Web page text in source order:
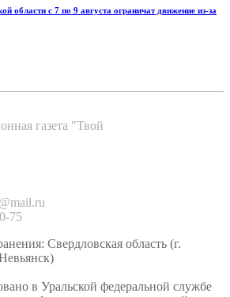
области с 7 по 9 августа ограничат движение из-за
газета "Твой
75
Свердловская область (г.
в Уральской федеральной службе